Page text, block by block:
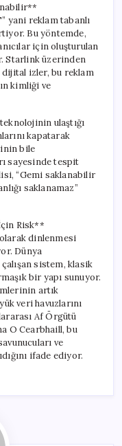
yani reklam tabanlı
Bu yöntemde,
için oluşturulan
Starlink üzerinden
dijital izler, bu reklam
kimliği ve
ulaştığı
kapatarak
bile
sayesinde tespit
“Gemi saklanabilir
saklanamaz”
Risk**
dinlenmesi
Dünya
sistem, klasik
bir yapı sunuyor.
artık
veri havuzlarını
Af Örgütü
O Cearbhaill, bu
ve
ifade ediyor.